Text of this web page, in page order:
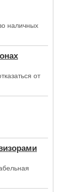
наличных
от